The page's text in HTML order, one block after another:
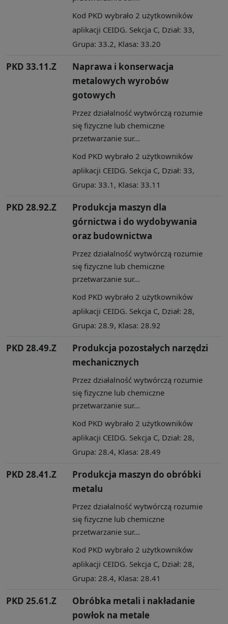
Kod PKD wybrało 2 użytkowników
aplikacji CEIDG. Sekcja C, Dział: 33,
Grupa: 33.2, Klasa: 33.20
PKD 33.11.Z
Naprawa i konserwacja
metalowych wyrobów
gotowych
Przez działalność wytwórczą rozumie
się fizyczne lub chemiczne
przetwarzanie sur...
Kod PKD wybrało 2 użytkowników
aplikacji CEIDG. Sekcja C, Dział: 33,
Grupa: 33.1, Klasa: 33.11
PKD 28.92.Z
Produkcja maszyn dla
górnictwa i do wydobywania
oraz budownictwa
Przez działalność wytwórczą rozumie
się fizyczne lub chemiczne
przetwarzanie sur...
Kod PKD wybrało 2 użytkowników
aplikacji CEIDG. Sekcja C, Dział: 28,
Grupa: 28.9, Klasa: 28.92
PKD 28.49.Z
Produkcja pozostałych narzędzi
mechanicznych
Przez działalność wytwórczą rozumie
się fizyczne lub chemiczne
przetwarzanie sur...
Kod PKD wybrało 2 użytkowników
aplikacji CEIDG. Sekcja C, Dział: 28,
Grupa: 28.4, Klasa: 28.49
PKD 28.41.Z
Produkcja maszyn do obróbki
metalu
Przez działalność wytwórczą rozumie
się fizyczne lub chemiczne
przetwarzanie sur...
Kod PKD wybrało 2 użytkowników
aplikacji CEIDG. Sekcja C, Dział: 28,
Grupa: 28.4, Klasa: 28.41
PKD 25.61.Z
Obróbka metali i nakładanie
powłok na metale